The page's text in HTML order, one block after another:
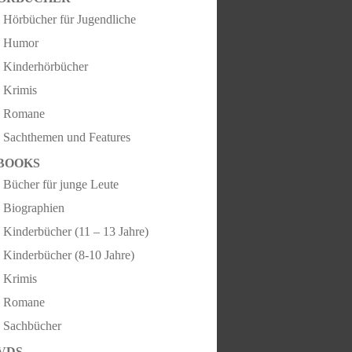
Hörbücher für Jugendliche
Humor
Kinderhörbücher
Krimis
Romane
Sachthemen und Features
Bücher für junge Leute
Biographien
Kinderbücher (11 – 13 Jahre)
Kinderbücher (8-10 Jahre)
Krimis
Romane
Sachbücher